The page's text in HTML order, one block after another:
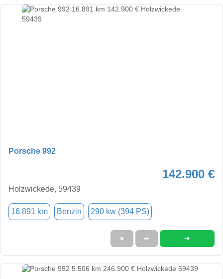
Porsche 992
142.900 €
Holzwickede, 59439
16.891 km Benzin 290 kw (394 PS)
★ ➦ ➜